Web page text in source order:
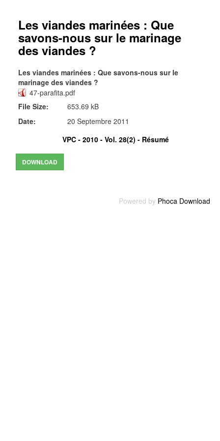
Les viandes marinées : Que
savons-nous sur le marinage
des viandes ?
Les viandes marinées : Que savons-nous sur le
marinage des viandes ?
47-parafita.pdf
File Size:
653.69 kB
Date:
20 Septembre 2011
VPC - 2010 - Vol. 28(2) - Résumé
Powered by Phoca Download